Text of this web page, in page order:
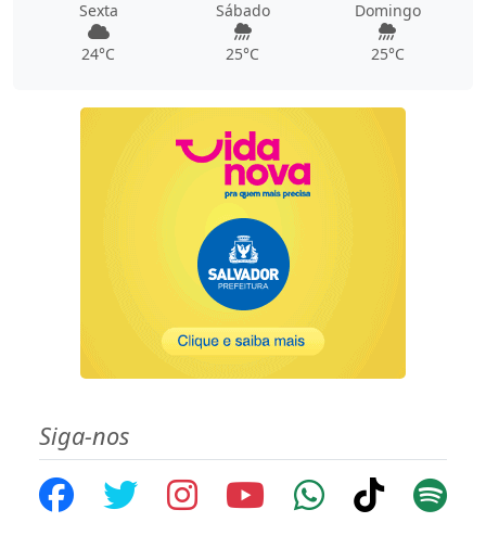
Sexta
24°C
Sábado
25°C
Domingo
25°C
Siga-nos